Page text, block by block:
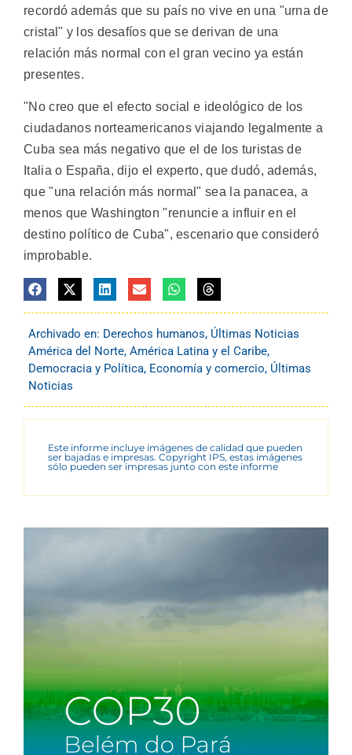
recordó además que su país no vive en una "urna de
cristal" y los desafíos que se derivan de una
relación más normal con el gran vecino ya están
presentes.
"No creo que el efecto social e ideológico de los
ciudadanos norteamericanos viajando legalmente a
Cuba sea más negativo que el de los turistas de
Italia o España, dijo el experto, que dudó, además,
que "una relación más normal" sea la panacea, a
menos que Washington "renuncie a influir en el
destino político de Cuba", escenario que consideró
improbable.
Archivado en: Derechos humanos, Últimas Noticias
América del Norte, América Latina y el Caribe,
Democracia y Política, Economía y comercio, Últimas
Noticias
Este informe incluye imágenes de calidad que pueden
ser bajadas e impresas. Copyright IPS, estas imágenes
sólo pueden ser impresas junto con este informe